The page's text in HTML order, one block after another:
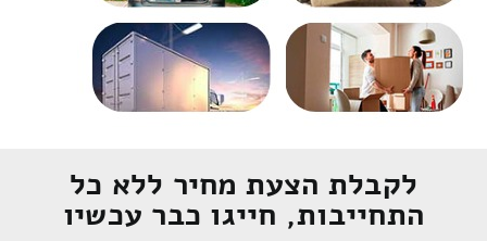
לקבלת הצעת מחיר ללא כל
התחייבות, חייגו כבר עכשיו